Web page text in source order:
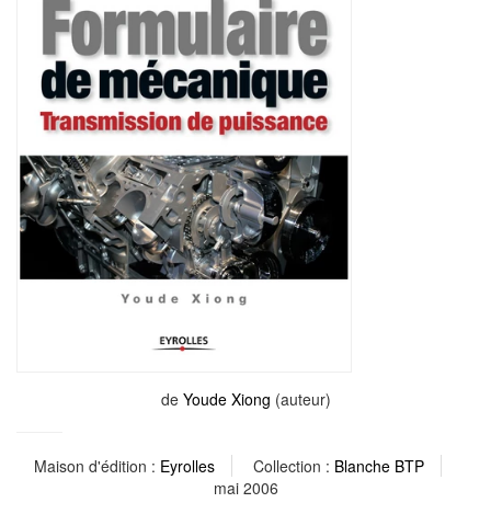
de Youde Xiong (auteur)
Maison d'édition : Eyrolles Collection : Blanche BTP
mai 2006